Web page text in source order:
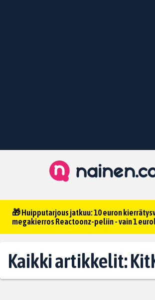
🎁 Huipputarjous jatkuu: 10 euron
megakierros Reactoonz-peliin - vain 1
Kaikki artikkelit: